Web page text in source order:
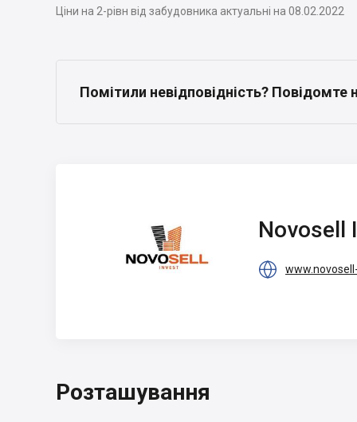
Ціни на 2-рівн від забудовника актуальні на 08.02.2022
Помітили невідповідність? Повідомте
Novosell

Розташування